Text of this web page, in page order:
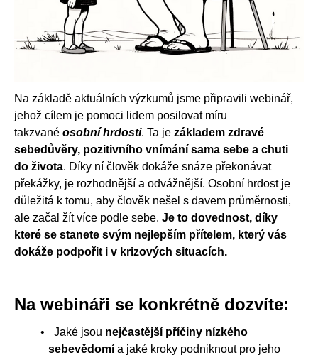
Na základě aktuálních výzkumů jsme připravili webinář,
jehož cílem je pomoci lidem posilovat míru
takzvané osobní hrdosti. Ta je základem zdravé
sebedůvěry, pozitivního vnímání sama sebe a chuti
do života. Díky ní člověk dokáže snáze překonávat
překážky, je rozhodnější a odvážnější. Osobní hrdost je
důležitá k tomu, aby člověk nešel s davem průměrnosti,
ale začal žít více podle sebe. Je to dovednost, díky
které se stanete svým nejlepším přítelem, který vás
dokáže podpořit i v krizových situacích.
Na webináři se konkrétně dozvíte:
Jaké jsou nejčastější příčiny nízkého
sebevědomí a jaké kroky podniknout pro jeho